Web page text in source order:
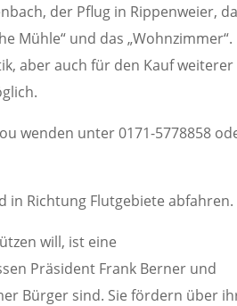
der Pflug in Rippenweier,
Mühle“ und das „Wohnzimmer“.
aber auch für den Kauf weiterer
wenden unter 0171-5778858
in Richtung Flutgebiete abfahren.
will, ist eine
Präsident Frank Berner und
Bürger sind. Sie fördern über